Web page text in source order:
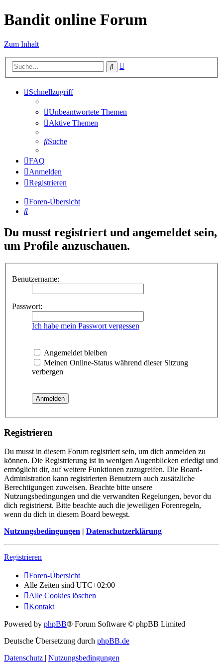
Bandit online Forum
Zum Inhalt
Suche
Schnellzugriff
Unbeantwortete Themen
Aktive Themen
Suche
FAQ
Anmelden
Registrieren
Foren-Übersicht
Suche
Du musst registriert und angemeldet sein,
um Profile anzuschauen.
Benutzername:
Passwort:
Ich habe mein Passwort vergessen
Angemeldet bleiben
Meinen Online-Status während dieser Sitzung
verbergen
Registrieren
Du musst in diesem Forum registriert sein, um dich anmelden zu
können. Die Registrierung ist in wenigen Augenblicken erledigt und
ermöglicht dir, auf weitere Funktionen zuzugreifen. Die Board-
Administration kann registrierten Benutzern auch zusätzliche
Berechtigungen zuweisen. Beachte bitte unsere
Nutzungsbedingungen und die verwandten Regelungen, bevor du
dich registrierst. Bitte beachte auch die jeweiligen Forenregeln,
wenn du dich in diesem Board bewegst.
Nutzungsbedingungen | Datenschutzerklärung
Registrieren
Foren-Übersicht
Alle Zeiten sind UTC+02:00
Alle Cookies löschen
Kontakt
Powered by phpBB® Forum Software © phpBB Limited
Deutsche Übersetzung durch phpBB.de
Datenschutz | Nutzungsbedingungen